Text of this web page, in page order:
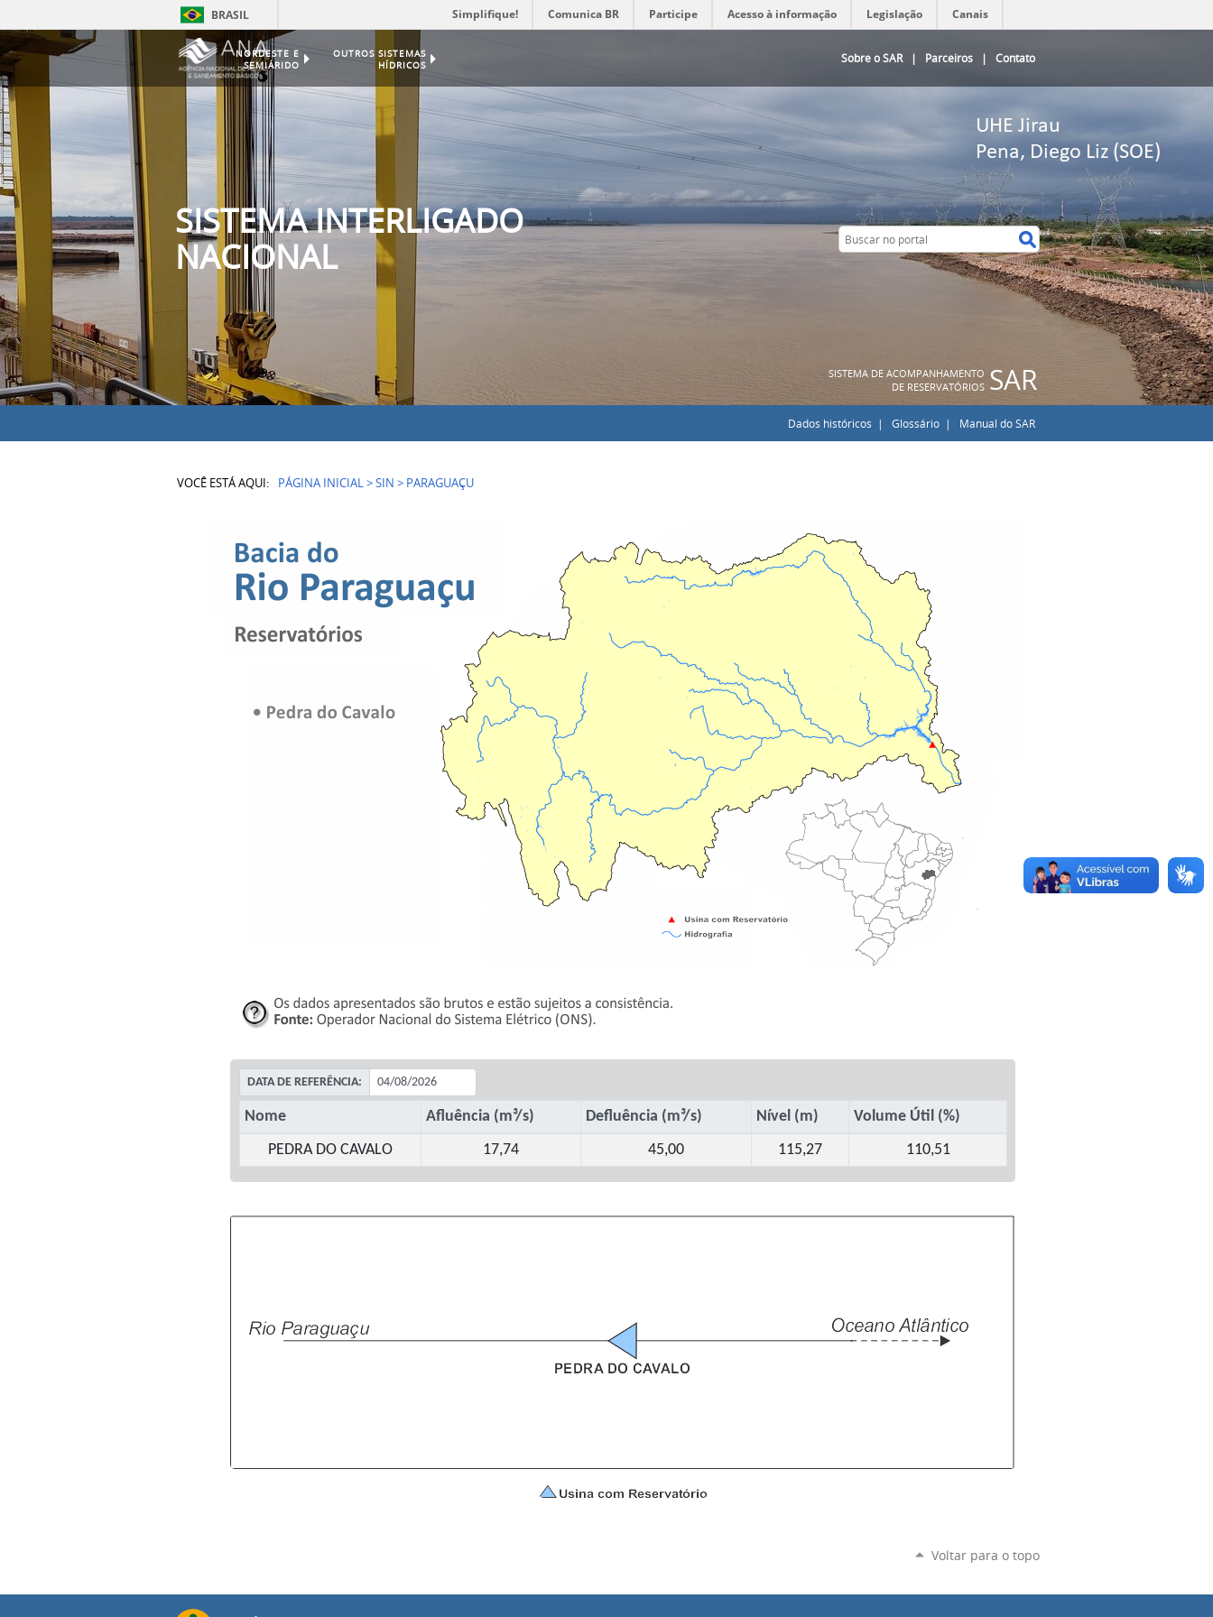
BRASIL Simplifique! Comunica BR Participe Acesso à informação Legislação Canais
NORDESTE E
SEMIÁRIDO
OUTROS SISTEMAS
HÍDRICOS
Sobre o SAR | Parceiros | Contato
SISTEMA INTERLIGADO
NACIONAL
Buscar no portal
Buscar no portal
SAR
SISTEMA DE ACOMPANHAMENTO
DE RESERVATÓRIOS
Dados históricos | Glossário | Manual do SAR
VOCÊ ESTÁ AQUI: PÁGINA INICIAL>SIN > PARAGUAÇU
Voltar para o topo